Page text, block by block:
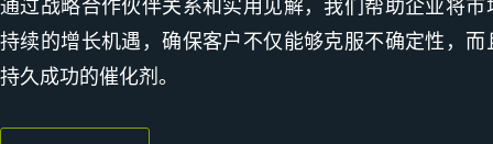
通过战略合作伙伴关系和实用见解，我们帮助企业将市
持续的增长机遇，确保客户不仅能够克服不确定性，而
持久成功的催化剂。